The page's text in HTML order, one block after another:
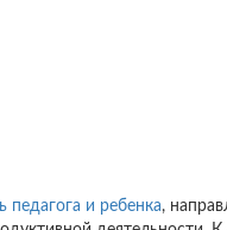
педагога и ребенка,